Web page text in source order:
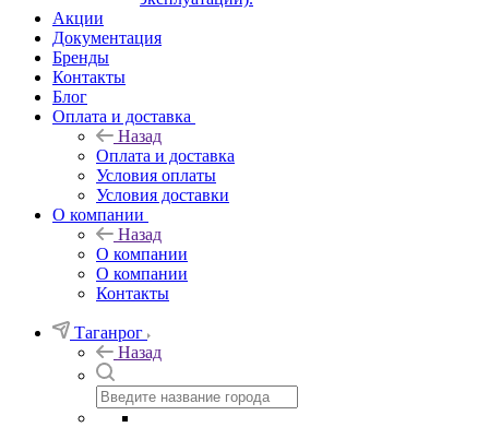
Акции
Документация
Бренды
Контакты
Блог
Оплата и доставка
Назад
Оплата и доставка
Условия оплаты
Условия доставки
О компании
Назад
О компании
О компании
Контакты
Таганрог
Назад